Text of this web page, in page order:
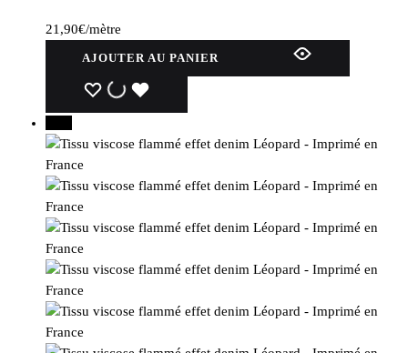
21,90€/mètre
AJOUTER AU PANIER
WISHLIST
WISHLIST